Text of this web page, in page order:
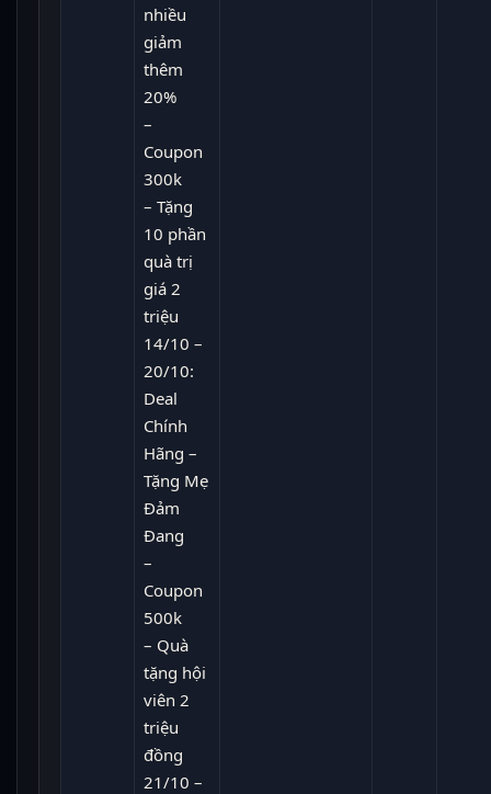
nhiều
giảm
thêm
20%
–
Coupon
300k
– Tặng
10 phần
quà trị
giá 2
triệu
14/10 –
20/10:
Deal
Chính
Hãng –
Tặng Mẹ
Đảm
Đang
–
Coupon
500k
– Quà
tặng hội
viên 2
triệu
đồng
21/10 –